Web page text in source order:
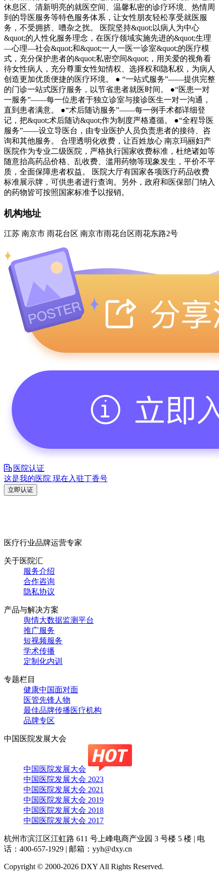
休息区、清新明亮的就医空间、温馨私密的诊疗环境、热情周
到的导医服务等特色服务体系，让女性朋友轻松享受就医服
务，不受拥挤、嘈杂之扰。 医院坚持&quot;以病人为中心
&quot;的人性化服务理念，在医疗领域实施先进的&quot;生理
—心理—社会&quot;和&quot;一人一医一诊室&quot;的医疗模
式，充分保护患者的&quot;私密空间&quot;，用关爱的视角看
待女性病人，充分尊重女性知情权、选择权和隐私权，为病人
创造更加优质便捷的医疗环境。 ● “一站式服务”——提供完整
的门诊一站式医疗服务，以节省患者就医时间。 ●“医患一对
一服务”——每一位患者于独立诊室与接诊医生一对一沟通，
直到患者满意。 ●“术后随访服务”——每一例手术都详细登
记，把&quot;术后随访&quot;作为制度严格遵循。 ●“全程导医
服务”——设立导医台，由专业医护人员负责患者的接待、咨
询和其他服务。 合理透明化收费，让百姓放心 南京玛丽妇产
医院作为专业二级医院，严格执行国家收费标准，杜绝诸如等
随意抬高药品价格、乱收费、滥用药物等现象发生，平价不平
质，全面保障患者权益。 医院大厅有国家各项医疗药品收费
标准展示牌，可供患者进行查询。另外，政府和医保部门纳入
的药物皆可按照国家标准予以报销。
机构地址
江苏 南京市 雨花台区 南京市雨花台区雨花东路2号
医院认证
这是我的医院 现在入驻丁香号
立即认证
医疗行业品牌运营专家
关于医院汇
服务介绍
合作咨询
隐私协议
产品与解决方案
舆情大数据监测平台
推广服务
短视频服务
学术传播
定制化内训
专题栏目
健康中国面对面
医管先锋人物
最佳品牌传播医疗机构
品牌专区
中国医院发展大会
中国医院发展大会
中国医院发展大会 2023
中国医院发展大会 2021
中国医院发展大会 2019
中国医院发展大会 2018
中国医院发展大会 2017
杭州市滨江区江虹路 611 号上峰电商产业园 3 号楼 5 楼 | 电
话：400-657-1929 | 邮箱：yyh@dxy.cn
Copyright © 2000-2026 DXY All Rights Reserved.